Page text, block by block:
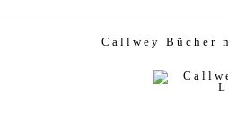
Callwey Bücher